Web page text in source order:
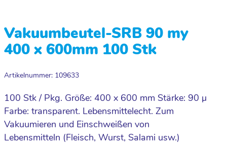
Vakuumbeutel-SRB 90 my
400 x 600mm 100 Stk
Artikelnummer: 109633
100 Stk / Pkg. Größe: 400 x 600 mm Stärke: 90 µ
Farbe: transparent. Lebensmittelecht. Zum
Vakuumieren und Einschweißen von
Lebensmitteln (Fleisch, Wurst, Salami usw.)